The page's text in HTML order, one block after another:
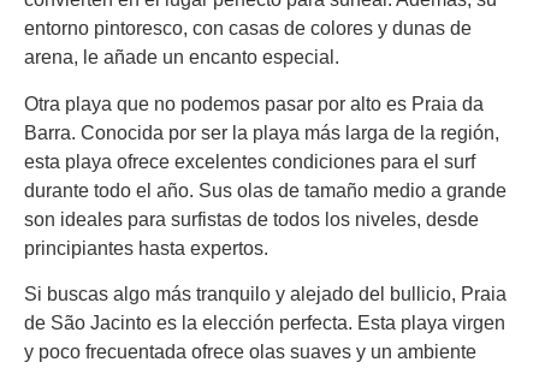
entorno pintoresco, con casas de colores y dunas de
arena, le añade un encanto especial.
Otra playa que no podemos pasar por alto es Praia da
Barra. Conocida por ser la playa más larga de la región,
esta playa ofrece excelentes condiciones para el surf
durante todo el año. Sus olas de tamaño medio a grande
son ideales para surfistas de todos los niveles, desde
principiantes hasta expertos.
Si buscas algo más tranquilo y alejado del bullicio, Praia
de São Jacinto es la elección perfecta. Esta playa virgen
y poco frecuentada ofrece olas suaves y un ambiente